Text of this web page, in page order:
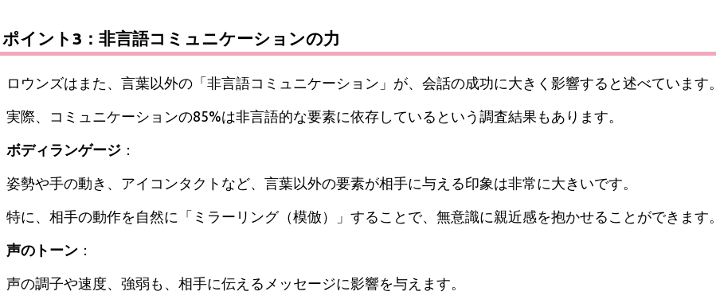
ポイント3：非言語コミュニケーションの力
ロウンズはまた、言葉以外の「非言語コミュニケーション」が、会話の成功に大きく影響すると述べています。
実際、コミュニケーションの85%は非言語的な要素に依存しているという調査結果もあります。
ボディランゲージ ：
姿勢や手の動き、アイコンタクトなど、言葉以外の要素が相手に与える印象は非常に大きいです。
特に、相手の動作を自然に「ミラーリング（模倣）」することで、無意識に親近感を抱かせることができます。
声のトーン ：
声の調子や速度、強弱も、相手に伝えるメッセージに影響を与えます。